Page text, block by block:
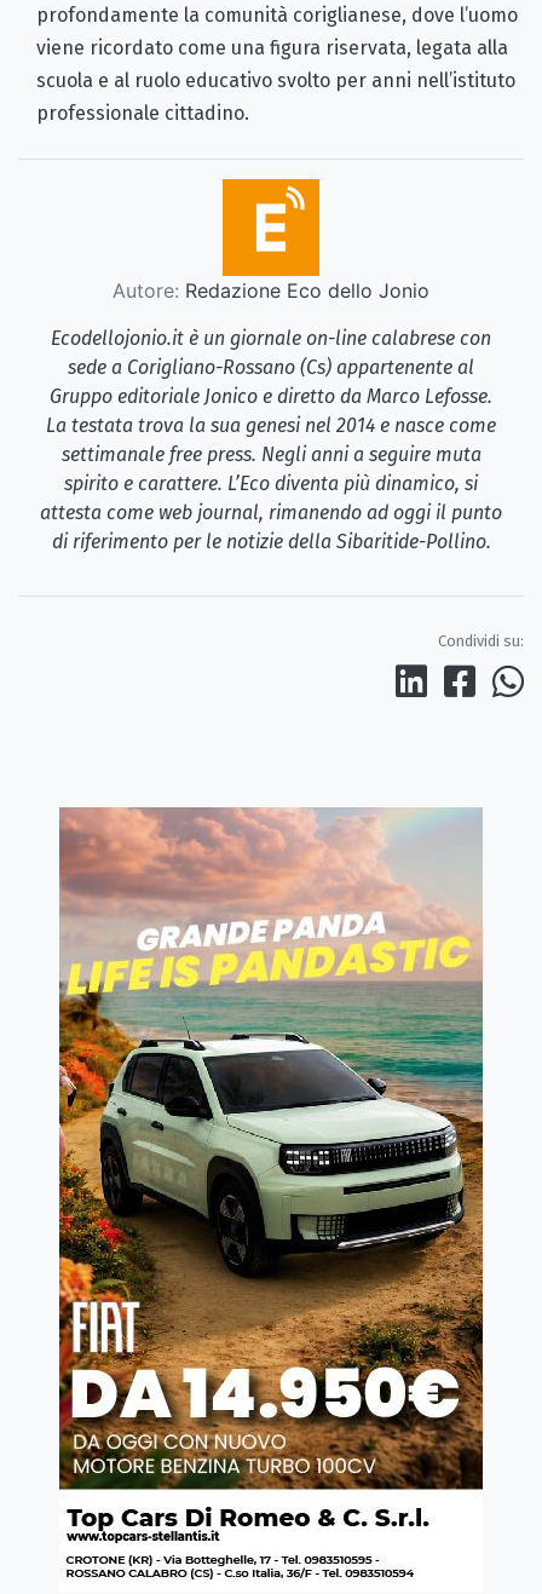
profondamente la comunità coriglianese, dove l’uomo
viene ricordato come una figura riservata, legata alla
scuola e al ruolo educativo svolto per anni nell’istituto
professionale cittadino.
Autore: Redazione Eco dello Jonio
Ecodellojonio.it è un giornale on-line calabrese con
sede a Corigliano-Rossano (Cs) appartenente al
Gruppo editoriale Jonico e diretto da Marco Lefosse.
La testata trova la sua genesi nel 2014 e nasce come
settimanale free press. Negli anni a seguire muta
spirito e carattere. L’Eco diventa più dinamico, si
attesta come web journal, rimanendo ad oggi il punto
di riferimento per le notizie della Sibaritide-Pollino.
Condividi su: